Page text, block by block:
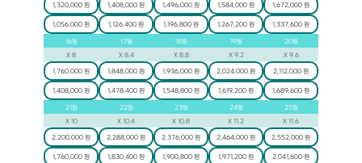
1,320,000 원 1,408,000 원 1,496,000 원 1,584,000 원 1,672,000 원
1,056,000 원 1,126,400 원 1,196,800 원 1,267,200 원 1,337,600 원
16일
X 8
17일
X 8.4
18일
X 8.8
19일
X 9.2
20일
X 9.6
1,760,000 원 1,848,000 원 1,936,000 원 2,024,000 원 2,112,000 원
1,408,000 원 1,478,400 원 1,548,800 원 1,619,200 원 1,689,600 원
21일
X 10
22일
X 10.4
23일
X 10.8
24일
X 11.2
25일
X 11.6
2,200,000 원 2,288,000 원 2,376,000 원 2,464,000 원 2,552,000 원
1,760,000 원 1,830,400 원 1,900,800 원 1,971,200 원 2,041,600 원